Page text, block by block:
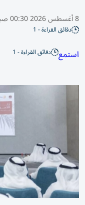
8 أغسطس 2026 00:30 صباحًا
دقائق القراءة - 1
استمع دقائق القراءة - 1